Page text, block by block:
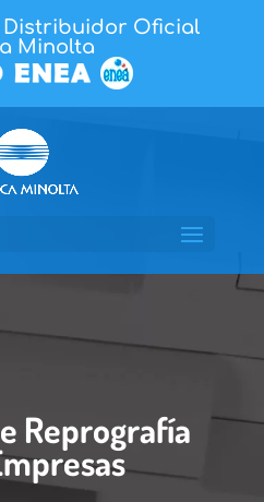
Distribuidor Oficial
Minolta
Reprografía